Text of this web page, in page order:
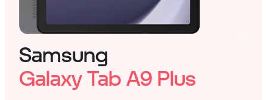
Samsung
Galaxy Tab A9 Plus